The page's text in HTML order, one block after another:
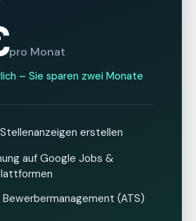
pro Monat
– Sie sparen zwei Monate
erstellen
auf Google Jobs &
(ATS)